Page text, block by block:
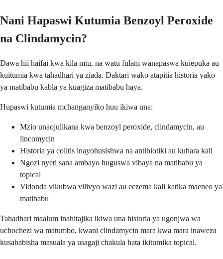
Nani Hapaswi Kutumia Benzoyl Peroxide
na Clindamycin?
Dawa hii haifai kwa kila mtu, na watu fulani wanapaswa kuiepuka au
kuitumia kwa tahadhari ya ziada. Daktari wako atapitia historia yako
ya matibabu kabla ya kuagiza matibabu haya.
Hupaswi kutumia mchanganyiko huu ikiwa una:
Mzio unaojulikana kwa benzoyl peroxide, clindamycin, au
lincomycin
Historia ya colitis inayohusishwa na antibiotiki au kuhara kali
Ngozi nyeti sana ambayo huguswa vibaya na matibabu ya
topical
Vidonda vikubwa vilivyo wazi au eczema kali katika maeneo ya
matibabu
Tahadhari maalum inahitajika ikiwa una historia ya ugonjwa wa
uchochezi wa matumbo, kwani clindamycin mara kwa mara inaweza
kusababisha masuala ya usagaji chakula hata ikitumika topical.